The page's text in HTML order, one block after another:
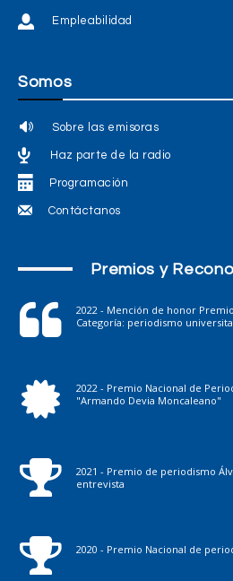
Empleabilidad
Somos
Sobre las emisoras
Haz parte de la radio
Programación
Contáctanos
Premios y
2022 - Mención de honor
Categoría: periodismo
2022 - Premio Nacional de
"Armando Devia Moncaleano"
2021 - Premio de periodismo
entrevista
2020 - Premio Nacional de